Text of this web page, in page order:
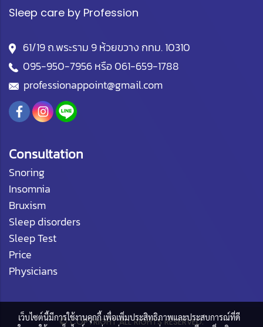
Sleep care by Profession
61/19 ถ.พระราม 9 ห้วยขวาง กทม. 10310
095-950-7956หรือ061-659-1788
professionappoint@gmail.com
Consultation
Snoring
Insomnia
Bruxism
Sleep disorders
Sleep Test
Price
Physicians
©COPYRIGHT ALL RIGHTS RESERVED.
เว็บไซต์นี้มีการใช้งานคุกกี้ เพื่อเพิ่มประสิทธิภาพและประสบการณ์ที่ดี